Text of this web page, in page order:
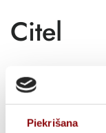
Piekrišana
Citel
Sākumlapa
Citel